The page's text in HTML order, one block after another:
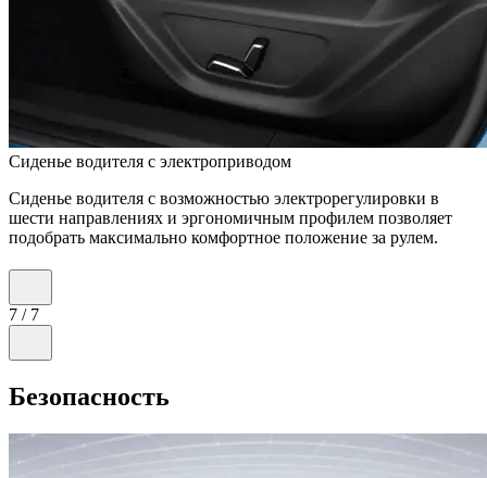
Сиденье водителя с электроприводом
Сиденье водителя с возможностью электрорегулировки в
шести направлениях и эргономичным профилем позволяет
подобрать максимально комфортное положение за рулем.
7 / 7
Безопасность